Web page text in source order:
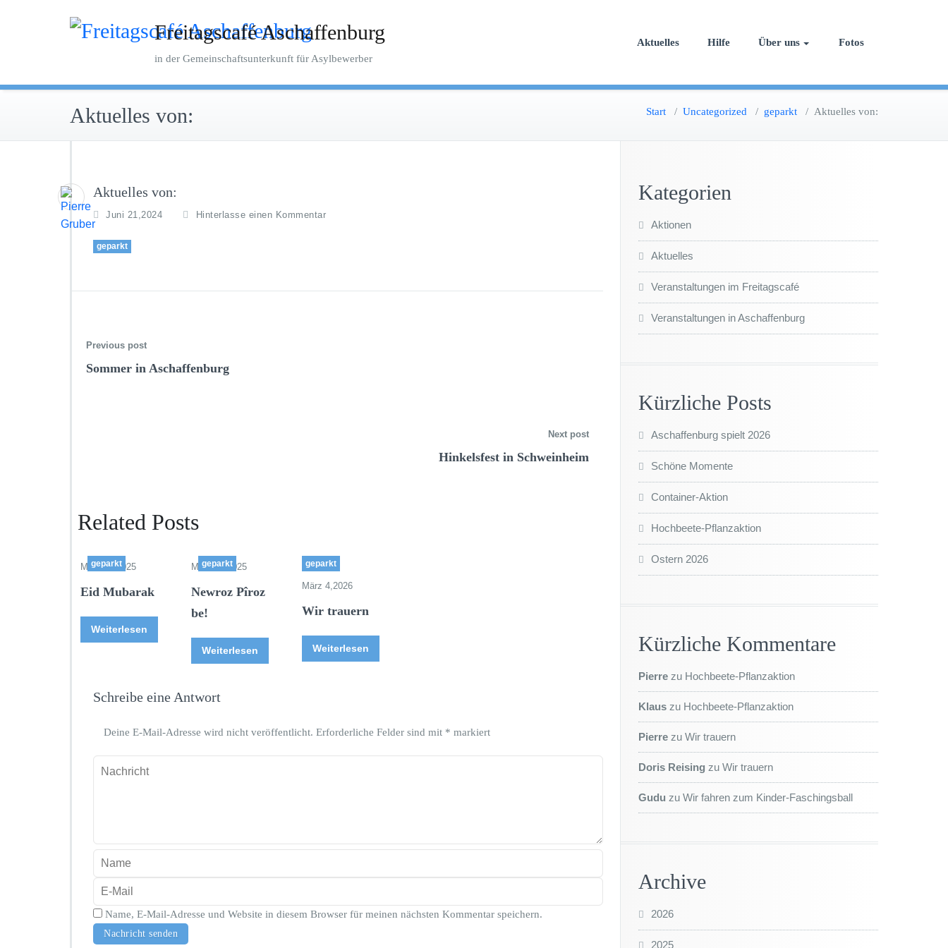
Freitagscafé Aschaffenburg
in der Gemeinschaftsunterkunft für Asylbewerber
Aktuelles Hilfe Über uns Fotos
Aktuelles von: Start / Uncategorized / geparkt / Aktuelles von:
Aktuelles von:
Juni 21,2024 Hinterlasse einen Kommentar
geparkt
Previous post
Sommer in Aschaffenburg
Next post
Hinkelsfest in Schweinheim
Related Posts
geparkt
März 30,2025
Eid Mubarak
Weiterlesen
geparkt
März 20,2025
Newroz Pîroz
be!
Weiterlesen
geparkt
März 4,2026
Wir trauern
Weiterlesen
Schreibe eine Antwort
Deine E-Mail-Adresse wird nicht veröffentlicht. Erforderliche Felder sind mit * markiert
Name, E-Mail-Adresse und Website in diesem Browser für meinen nächsten Kommentar speichern.
Kategorien
Aktionen
Aktuelles
Veranstaltungen im Freitagscafé
Veranstaltungen in Aschaffenburg
Kürzliche Posts
Aschaffenburg spielt 2026
Schöne Momente
Container-Aktion
Hochbeete-Pflanzaktion
Ostern 2026
Kürzliche Kommentare
Pierre zu Hochbeete-Pflanzaktion
Klaus zu Hochbeete-Pflanzaktion
Pierre zu Wir trauern
Doris Reising zu Wir trauern
Gudu zu Wir fahren zum Kinder-Faschingsball
Archive
2026
2025